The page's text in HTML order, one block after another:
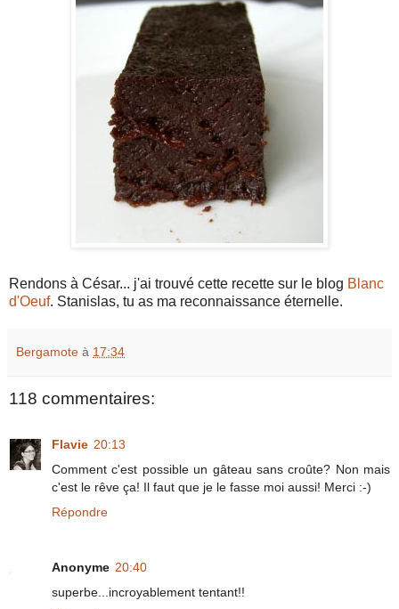
Rendons à César... j'ai trouvé cette recette sur le blog Blanc
d'Oeuf. Stanislas, tu as ma reconnaissance éternelle.
Bergamote à 17:34
118 commentaires:
Flavie 20:13
Comment c'est possible un gâteau sans croûte? Non mais
c'est le rêve ça! Il faut que je le fasse moi aussi! Merci :-)
Répondre
Anonyme 20:40
superbe...incroyablement tentant!!